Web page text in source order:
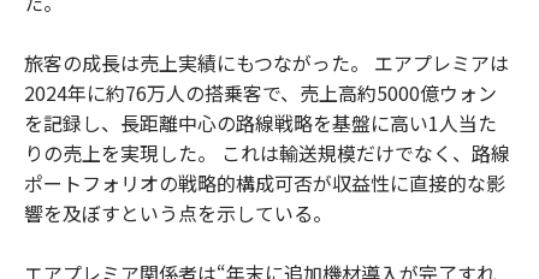
旅客の成長は売上実績にもつながった。 エアプレミアは
2024年に約76万人の搭乗客で、売上高約5000億ウォン
を記録し、長距離中心の路線戦略を基盤に高い1人当た
りの売上を実現した。 これは輸送規模だけでなく、路線
ポートフォリオの戦略的構成可否が収益性に直接的な影
響を及ぼすという点を示している。
エアプレミア関係者は“年末に追加機材導入が完了すれ